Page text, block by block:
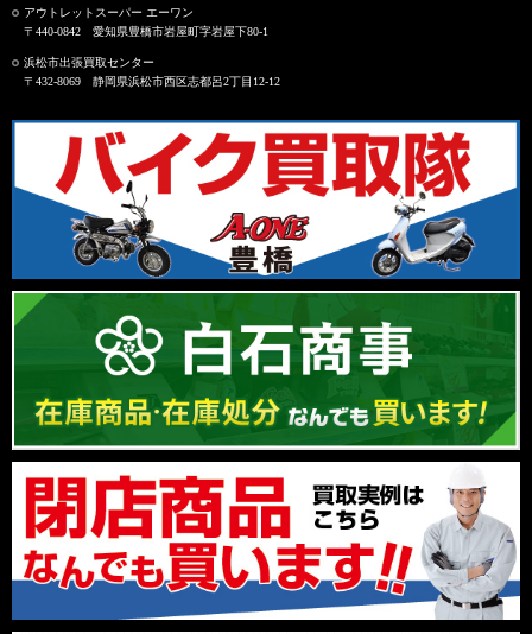
アウトレットスーパー エーワン
〒440-0842 愛知県豊橋市岩屋町字岩屋下80-1
浜松市出張買取センター
〒432-8069 静岡県浜松市西区志都呂2丁目12-12